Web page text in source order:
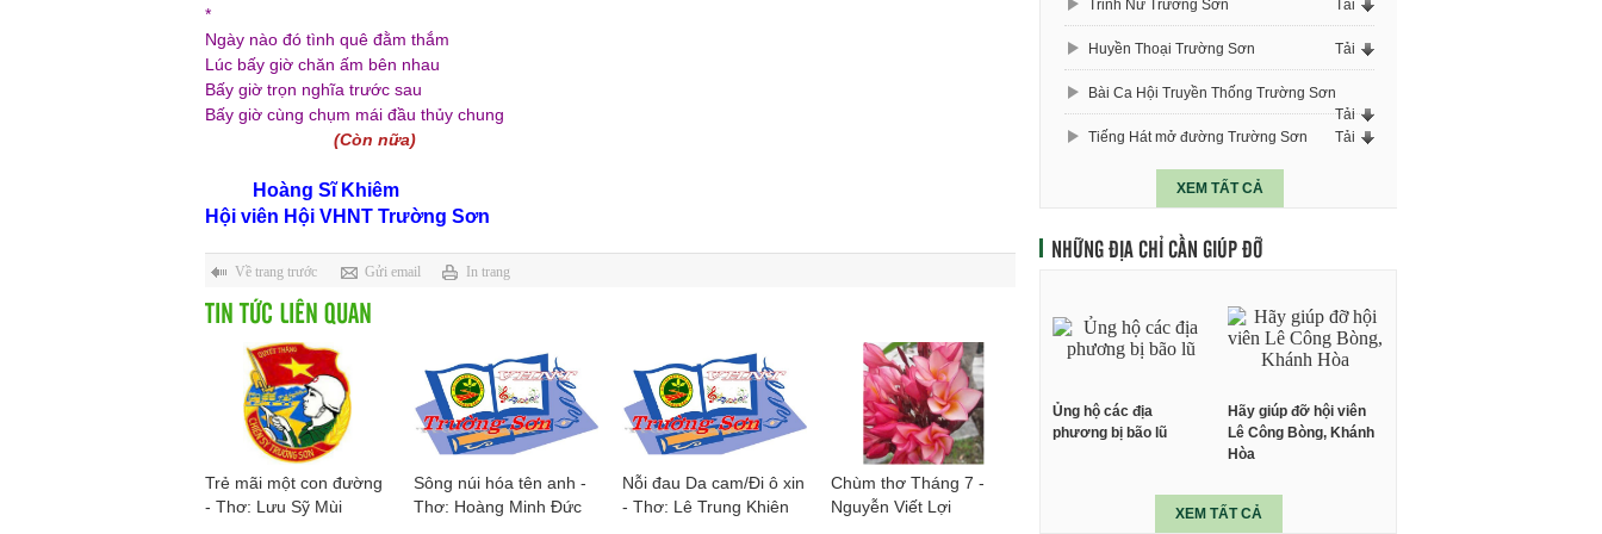
*
Ngày nào đó tình quê đằm thắm
Lúc bấy giờ chăn ấm bên nhau
Bấy giờ trọn nghĩa trước sau
Bấy giờ cùng chụm mái đầu thủy chung
(Còn nữa)
Hoàng Sĩ Khiêm
Hội viên Hội VHNT Trường Sơn
Về trang trước Gửi email In trang
TIN TỨC LIÊN QUAN
Trẻ mãi một con đường
- Thơ: Lưu Sỹ Mùi
Sông núi hóa tên anh -
Thơ: Hoàng Minh Đức
Nỗi đau Da cam/Đi ô xin
- Thơ: Lê Trung Khiên
Chùm thơ Tháng 7 -
Nguyễn Viết Lợi
Trinh Nữ Trường Sơn Tải
Huyền Thoại Trường Sơn Tải
Bài Ca Hội Truyền Thống Trường Sơn
Tải
Tiếng Hát mở đường Trường Sơn
Tải
XEM TẤT CẢ
NHỮNG ĐỊA CHỈ CẦN GIÚP ĐỠ
Ủng hộ các địa
phương bị bão lũ
Hãy giúp đỡ hội viên
Lê Công Bòng, Khánh
Hòa
XEM TẤT CẢ